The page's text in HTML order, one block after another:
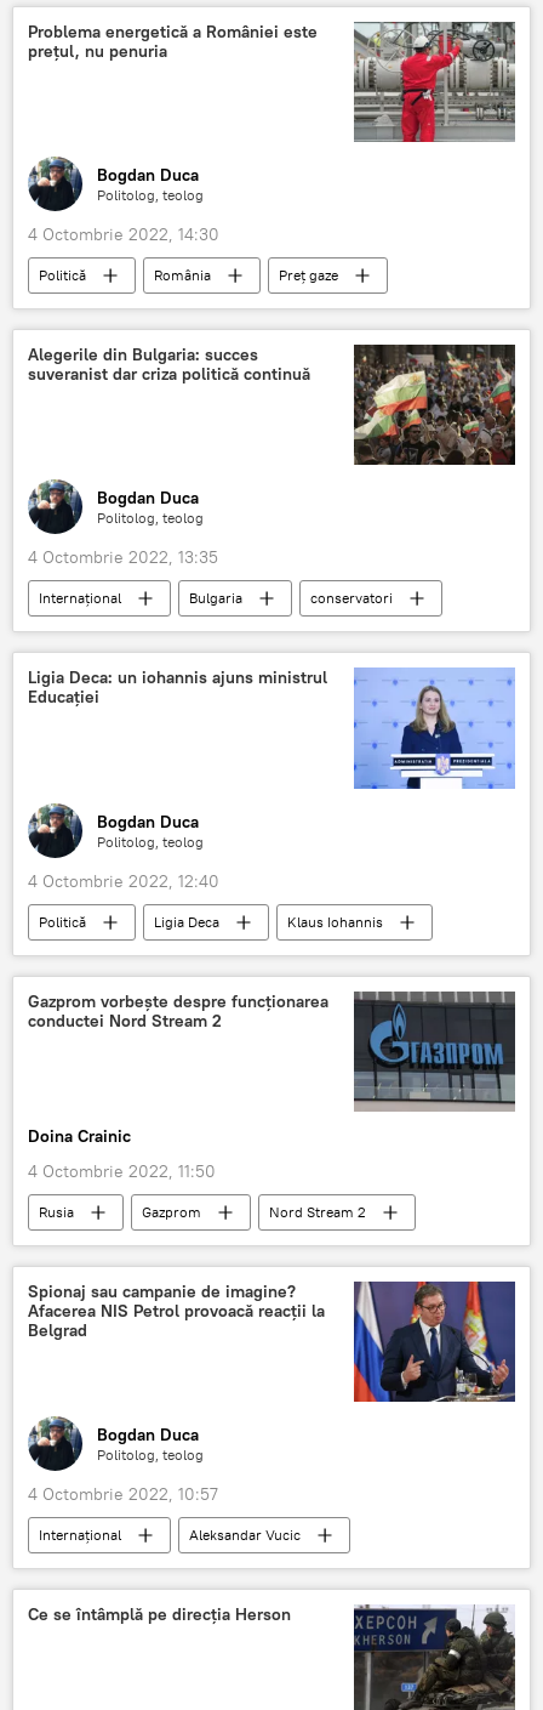
Problema energetică a României este
prețul, nu penuria
Bogdan Duca
Politolog, teolog
4 Octombrie 2022, 14:30
Politică România
Preț gaze
Români
Alegerile din Bulgaria: succes
suveranist dar criza politică continuă
Bogdan Duca
Politolog, teolog
4 Octombrie 2022, 13:35
Internaţional Bulgaria
conservatori
suveranist
alegeri
Ligia Deca: un iohannis ajuns ministrul
Educației
Bogdan Duca
Politolog, teolog
4 Octombrie 2022, 12:40
Politică Ligia Deca
Klaus Iohannis
Ministerul Educației
România
Gazprom vorbește despre funcţionarea
conductei Nord Stream 2
Doina Crainic
4 Octombrie 2022, 11:50
Rusia Gazprom
Nord Stream 2
Rusia
Spionaj sau campanie de imagine?
Afacerea NIS Petrol provoacă reacții la
Belgrad
Bogdan Duca
Politolog, teolog
4 Octombrie 2022, 10:57
Internaţional
Aleksandar Vucic
Timişoara
Serbia
România
Spionaj
Ce se întâmplă pe direcția Herson